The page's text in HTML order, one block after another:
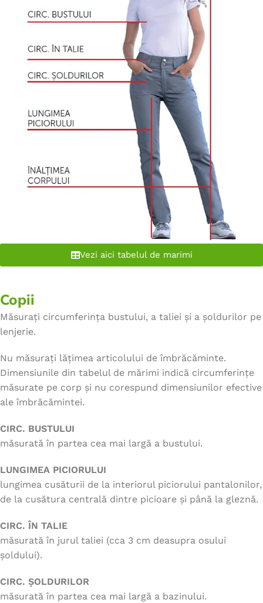
Vezi aici tabelul de marimi
Copii
Măsurați circumferința bustului, a taliei și a șoldurilor pe
lenjerie.
Nu măsurați lățimea articolului de îmbrăcăminte.
Dimensiunile din tabelul de mărimi indică circumferințe
măsurate pe corp și nu corespund dimensiunilor efective
ale îmbrăcămintei.
CIRC. BUSTULUI
măsurată în partea cea mai largă a bustului.
LUNGIMEA PICIORULUI
lungimea cusăturii de la interiorul piciorului pantalonilor,
de la cusătura centrală dintre picioare și până la gleznă.
CIRC. ÎN TALIE
măsurată în jurul taliei (cca 3 cm deasupra osului
șoldului).
CIRC. ȘOLDURILOR
măsurată în partea cea mai largă a bazinului.